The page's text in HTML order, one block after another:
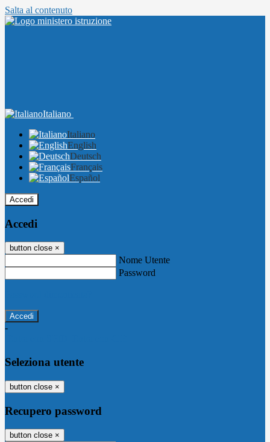
Salta al contenuto
Italiano
Italiano
English
Deutsch
Français
Español
Accedi
Accedi
button close ×
Nome Utente
Password
-
Seleziona utente
button close ×
Recupero password
button close ×